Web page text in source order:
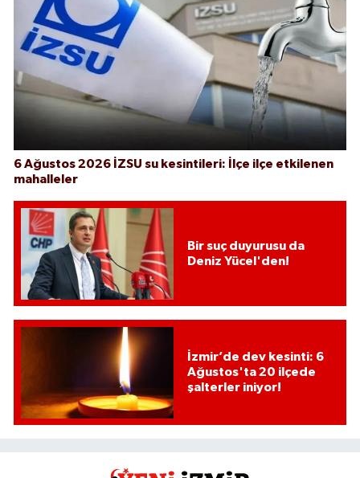
6 Ağustos 2026 İZSU su kesintileri: İlçe ilçe etkilenen
mahalleler
Bir suç duyurusu da
Deniz Yücel'den!
İzmir’de dev kesinti: 6
Ağustos'ta 20 ilçede
şalterler iniyor!